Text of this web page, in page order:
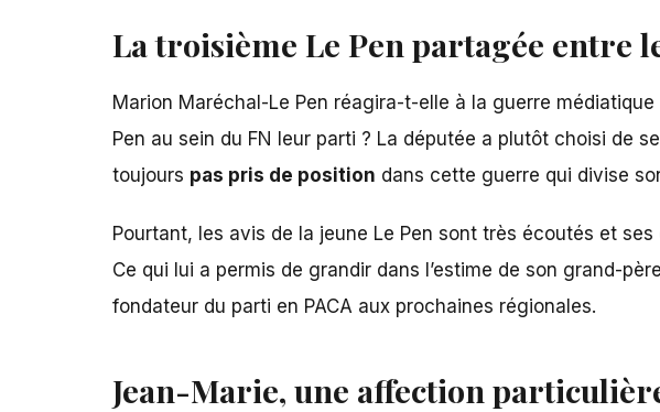
La troisième Le Pen partagée entre
Marion Maréchal-Le Pen réagira-t-elle à la guerre
Pen au sein du FN leur parti ? La députée a plutôt choisi de
toujours pas pris de position dans cette guerre qui divise
Pourtant, les avis de la jeune Le Pen sont très écoutés et
Ce qui lui a permis de grandir dans l’estime de son grand-
fondateur du parti en PACA aux prochaines régionales.
Jean-Marie, une affection